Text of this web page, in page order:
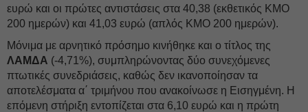
ευρώ και οι πρώτες αντιστάσεις στα 40,38 (εκθετικός ΚΜΟ
200 ημερών) και 41,03 ευρώ (απλός ΚΜΟ 200 ημερών).
Μόνιμα με αρνητικό πρόσημο κινήθηκε και ο τίτλος της
ΛΑΜΔΑ (-4,71%), συμπληρώνοντας δύο συνεχόμενες
πτωτικές συνεδριάσεις, καθώς δεν ικανοποίησαν τα
αποτελέσματα α΄ τριμήνου που ανακοίνωσε η Εισηγμένη. Η
επόμενη στήριξη εντοπίζεται στα 6,10 ευρώ και η πρώτη